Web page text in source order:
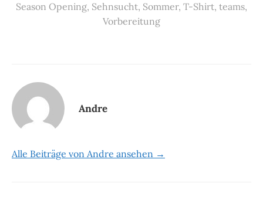
Season Opening, Sehnsucht, Sommer, T-Shirt, teams,
Vorbereitung
Andre
Alle Beiträge von Andre ansehen →